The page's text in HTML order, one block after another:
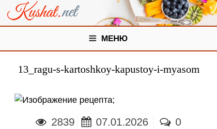
МЕНЮ
13_ragu-s-kartoshkoy-kapustoy-i-myasom
;
2839 07.01.2026 0